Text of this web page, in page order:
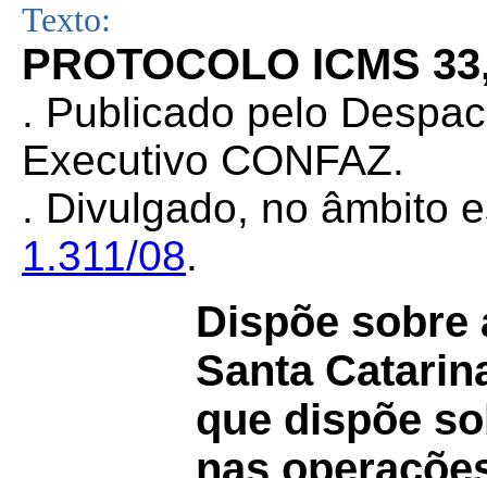
Texto:
PROTOCOLO ICMS
. Publicado pelo
Executivo CONFAZ.
. Divulgado, no âmbito
1.311/08.
Dispõe sobre
Santa
que dispõe
nas